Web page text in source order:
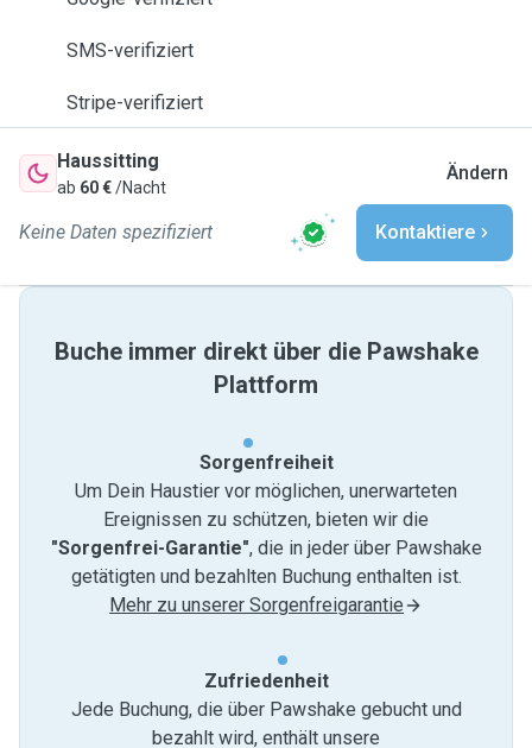
SMS-verifiziert
Stripe-verifiziert
Haussitting
ab 60 €/Nacht
Ändern
Keine Daten spezifiziert Kontaktiere
Buche immer direkt über die Pawshake
Plattform
Sorgenfreiheit
Um Dein Haustier vor möglichen, unerwarteten
Ereignissen zu schützen, bieten wir die
"Sorgenfrei-Garantie", die in jeder über Pawshake
getätigten und bezahlten Buchung enthalten ist.
Mehr zu unserer Sorgenfreigarantie
Zufriedenheit
Jede Buchung, die über Pawshake gebucht und
bezahlt wird, enthält unsere